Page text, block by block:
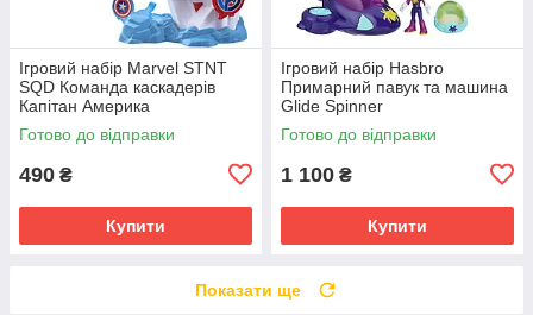
Ігровий набір Marvel STNT
SQD Команда каскадерів
Капітан Америка
Готово до відправки
490 ₴
Купити
Ігровий набір Hasbro
Примарний павук та машина
Glide Spinner
Готово до відправки
1 100 ₴
Купити
Показати ще